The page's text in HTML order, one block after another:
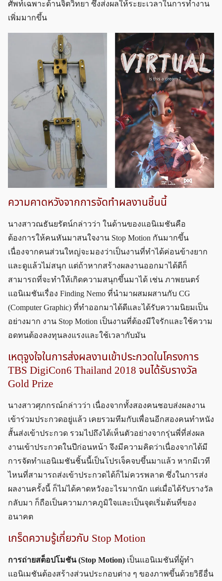
ศัพท์เฉพาะด้านจิตวิทยา ซึ่งส่งผลให้ระยะเวลาในการทำงาน
เพิ่มมากขึ้น
ความคาดหวังจากการจัดทำผลงานชิ้นนี้
นางสาวณธันยรัตน์กล่าวว่า ในด้านของแอนิเมชันคือ
ต้องการให้คนหันมาสนใจงาน Stop Motion กันมากขึ้น
เนื่องจากคนส่วนใหญ่จะมองว่าเป็นงานที่ทำได้ค่อนข้างยาก
และดูแล้วไม่สนุก แต่ถ้าหากสร้างผลงานออกมาได้ดีก็
สามารถที่จะทำให้เกิดความสนุกขึ้นมาได้ เช่น ภาพยนตร์
แอนิเมชันเรื่อง Finding Nemo ที่นำมาผสมผสานกับ CG
(Computer Graphic) ที่ทำออกมาได้ดีและได้รับความนิยมเป็น
อย่างมาก งาน Stop Motion เป็นงานที่ต้องมีใจรักและใช้ความ
อดทนต้องลงทุนลงแรงและใช้เวลากับมัน
เหตุจูงใจในการส่งผลงานเข้าประกวดในโครงการ
TBS DigiCon6 Thailand 2018 จนได้รับรางวัล
Gold Prize
นางสาวศุภกรณ์กล่าวว่า เนื่องจากทั้งสองคนชอบส่งผลงาน
เข้าร่วมประกวดอยู่แล้ว เคยรวมทีมกับเพื่อนอีกสองคนทำหนัง
สั้นส่งเข้าประกวด รวมไปถึงได้เห็นตัวอย่างจากรุ่นพี่ที่ส่งผล
งานเข้าประกวดในปีก่อนหน้า จึงมีความคิดว่าเนื่องจากได้มี
การจัดทำแอนิเมชันชิ้นนี้เป็นโปรเจ็คจบขึ้นมาแล้ว หากมีเวที
ไหนที่สามารถส่งเข้าประกวดได้ก็ไม่ควรพลาด ซึ่งในการส่ง
ผลงานครั้งนี้ ก็ไม่ได้คาดหวังอะไรมากนัก แต่เมื่อได้รับรางวัล
กลับมา ก็ถือเป็นความภาคภูมิใจและเป็นจุดเริ่มต้นที่ของ
อนาคต
เกร็ดความรู้เกี่ยวกับ Stop Motion
การถ่ายสต็อปโมชัน (Stop Motion) เป็นแอนิเมชันที่ผู้ทำ
แอนิเมชันต้องสร้างส่วนประกอบต่าง ๆ ของภาพขึ้นด้วยวิธีอื่น